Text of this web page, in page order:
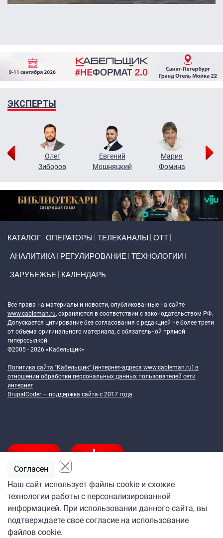
ЭКСПЕРТЫ
Олег
Зиборов
Евгений
Мошняцкий
Мария
Фомина
КАТАЛОГ ОПЕРАТОРЫ ТЕЛЕКАНАЛЫ ОТТ
АНАЛИТИКА РЕГУЛИРОВАНИЕ ТЕХНОЛОГИИ
ЗАРУБЕЖЬЕ КАЛЕНДАРЬ
Все права на материалы и новости, опубликованные на сайте
www.cableman.ru, охраняются в соответствии с законодательством РФ.
Допускается цитирование без согласования с редакцией не более трети
от объема оригинального материала, с обязательной прямой
гиперссылкой.
©2005 - 2026 «Кабельщик»
Политика сайта "Кабельщик" (интернет-адреса www.cableman.ru) в
отношении обработки персональных данных пользователей сети
интернет
DrupalCoder — поддержка сайта c 2017 года
Подпишитесь
на ежедневную рассылку
«Кабельщика»
Наш сайт использует файлы cookie и схожие
технологии работы с персонализированной
информацией. При использовании данного сайта, вы
подтверждаете свое согласие на использование
файлов cookie.
Согласен